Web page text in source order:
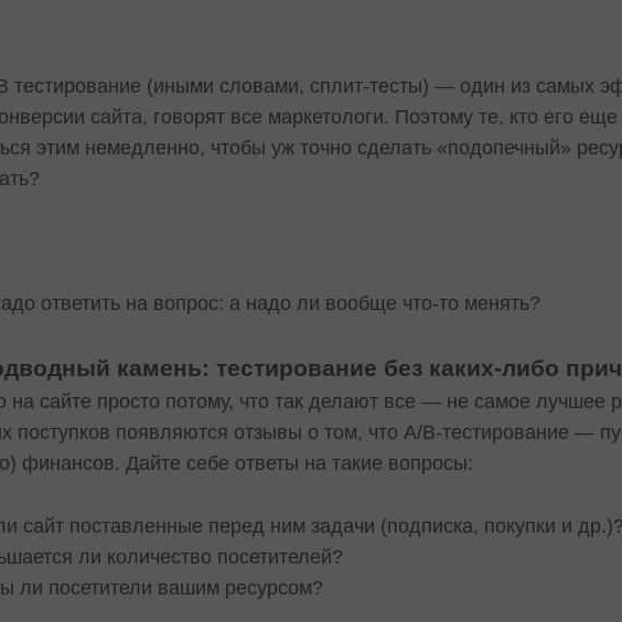
тестирование (иными словами, сплит-тесты) — один из самых
сайта, говорят все маркетологи. Поэтому те, кто его
этим немедленно, чтобы уж точно сделать «подопечный»
ответить на вопрос: а надо ли вообще что-то менять?
камень: тестирование без каких-либо
на сайте просто потому, что так делают все — не самое лучшее
поступков появляются отзывы о том, что А/В-тестирование —
финансов. Дайте себе ответы на такие вопросы:
сайт поставленные перед ним задачи (подписка, покупки и др.)?
ли количество посетителей?
ли посетители вашим ресурсом?